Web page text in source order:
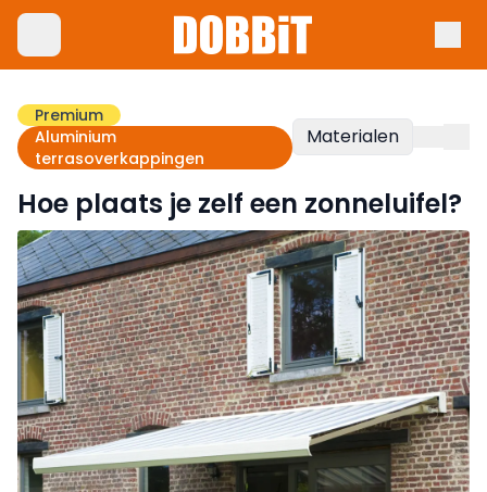
Premium
Aluminium
terrasoverkappingen
Materialen
Hoe plaats je zelf een zonneluifel?